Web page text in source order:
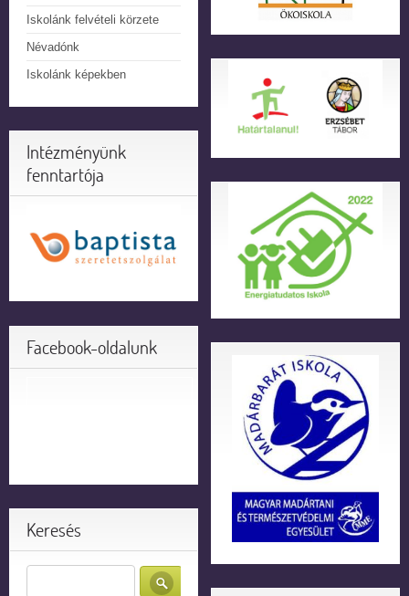
Iskolánk felvételi körzete
Névadónk
Iskolánk képekben
Intézményünk
fenntartója
Facebook-oldalunk
Keresés